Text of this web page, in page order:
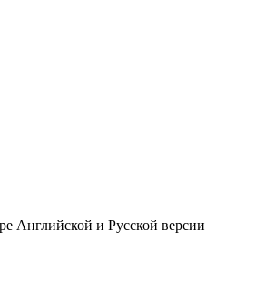
Английской и Русской версии